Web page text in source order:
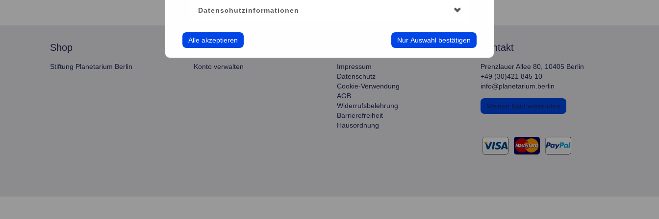
Datenschutzinformationen
Alle akzeptieren Nur Auswahl bestätigen
shop
Stiftung Planetarium Berlin
service
Konto verwalten
Impressum
Datenschutz
Cookie-Verwendung
AGB
Widerrufsbelehrung
Barrierefreiheit
Hausordnung
kontakt
Prenzlauer Allee 80, 10405 Berlin
+49 (30)421 845 10
info@planetarium.berlin
Meinen Kauf widerrufen